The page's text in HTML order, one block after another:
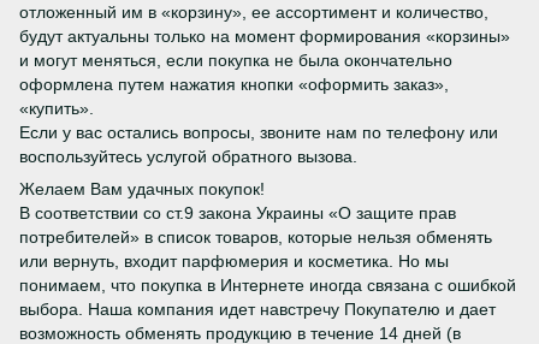
отложенный им в «корзину», ее ассортимент и количество,
будут актуальны только на момент формирования «корзины»
и могут меняться, если покупка не была окончательно
оформлена путем нажатия кнопки «оформить заказ»,
«купить».
Если у вас остались вопросы, звоните нам по телефону или
воспользуйтесь услугой обратного вызова.
Желаем Вам удачных покупок!
В соответствии со ст.9 закона Украины «О защите прав
потребителей» в список товаров, которые нельзя обменять
или вернуть, входит парфюмерия и косметика. Но мы
понимаем, что покупка в Интернете иногда связана с ошибкой
выбора. Наша компания идет навстречу Покупателю и дает
возможность обменять продукцию в течение 14 дней (в